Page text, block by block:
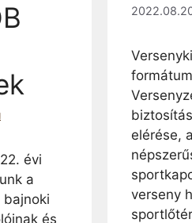
elérése,
verseny
évi
a
bajnoki
és